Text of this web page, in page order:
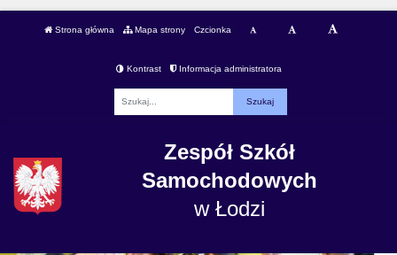
Strona główna Mapa strony Czcionka
Kontrast Informacja administratora
Zespół Szkół
Samochodowych
w Łodzi